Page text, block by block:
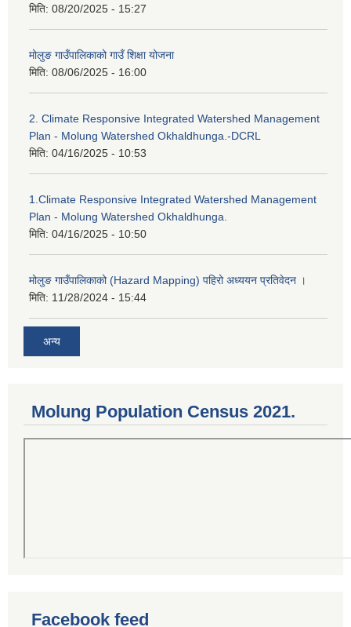
मिति: 08/20/2025 - 15:27
मोलुङ गाउँपालिकाको गाउँ शिक्षा योजना
मिति: 08/06/2025 - 16:00
2. Climate Responsive Integrated Watershed Management
Plan - Molung Watershed Okhaldhunga.-DCRL
मिति: 04/16/2025 - 10:53
1.Climate Responsive Integrated Watershed Management
Plan - Molung Watershed Okhaldhunga.
मिति: 04/16/2025 - 10:50
मोलुङ गाउँपालिकाको (Hazard Mapping) पहिरो अध्ययन प्रतिवेदन ।
मिति: 11/28/2024 - 15:44
अन्य
Molung Population Census 2021.
Facebook feed